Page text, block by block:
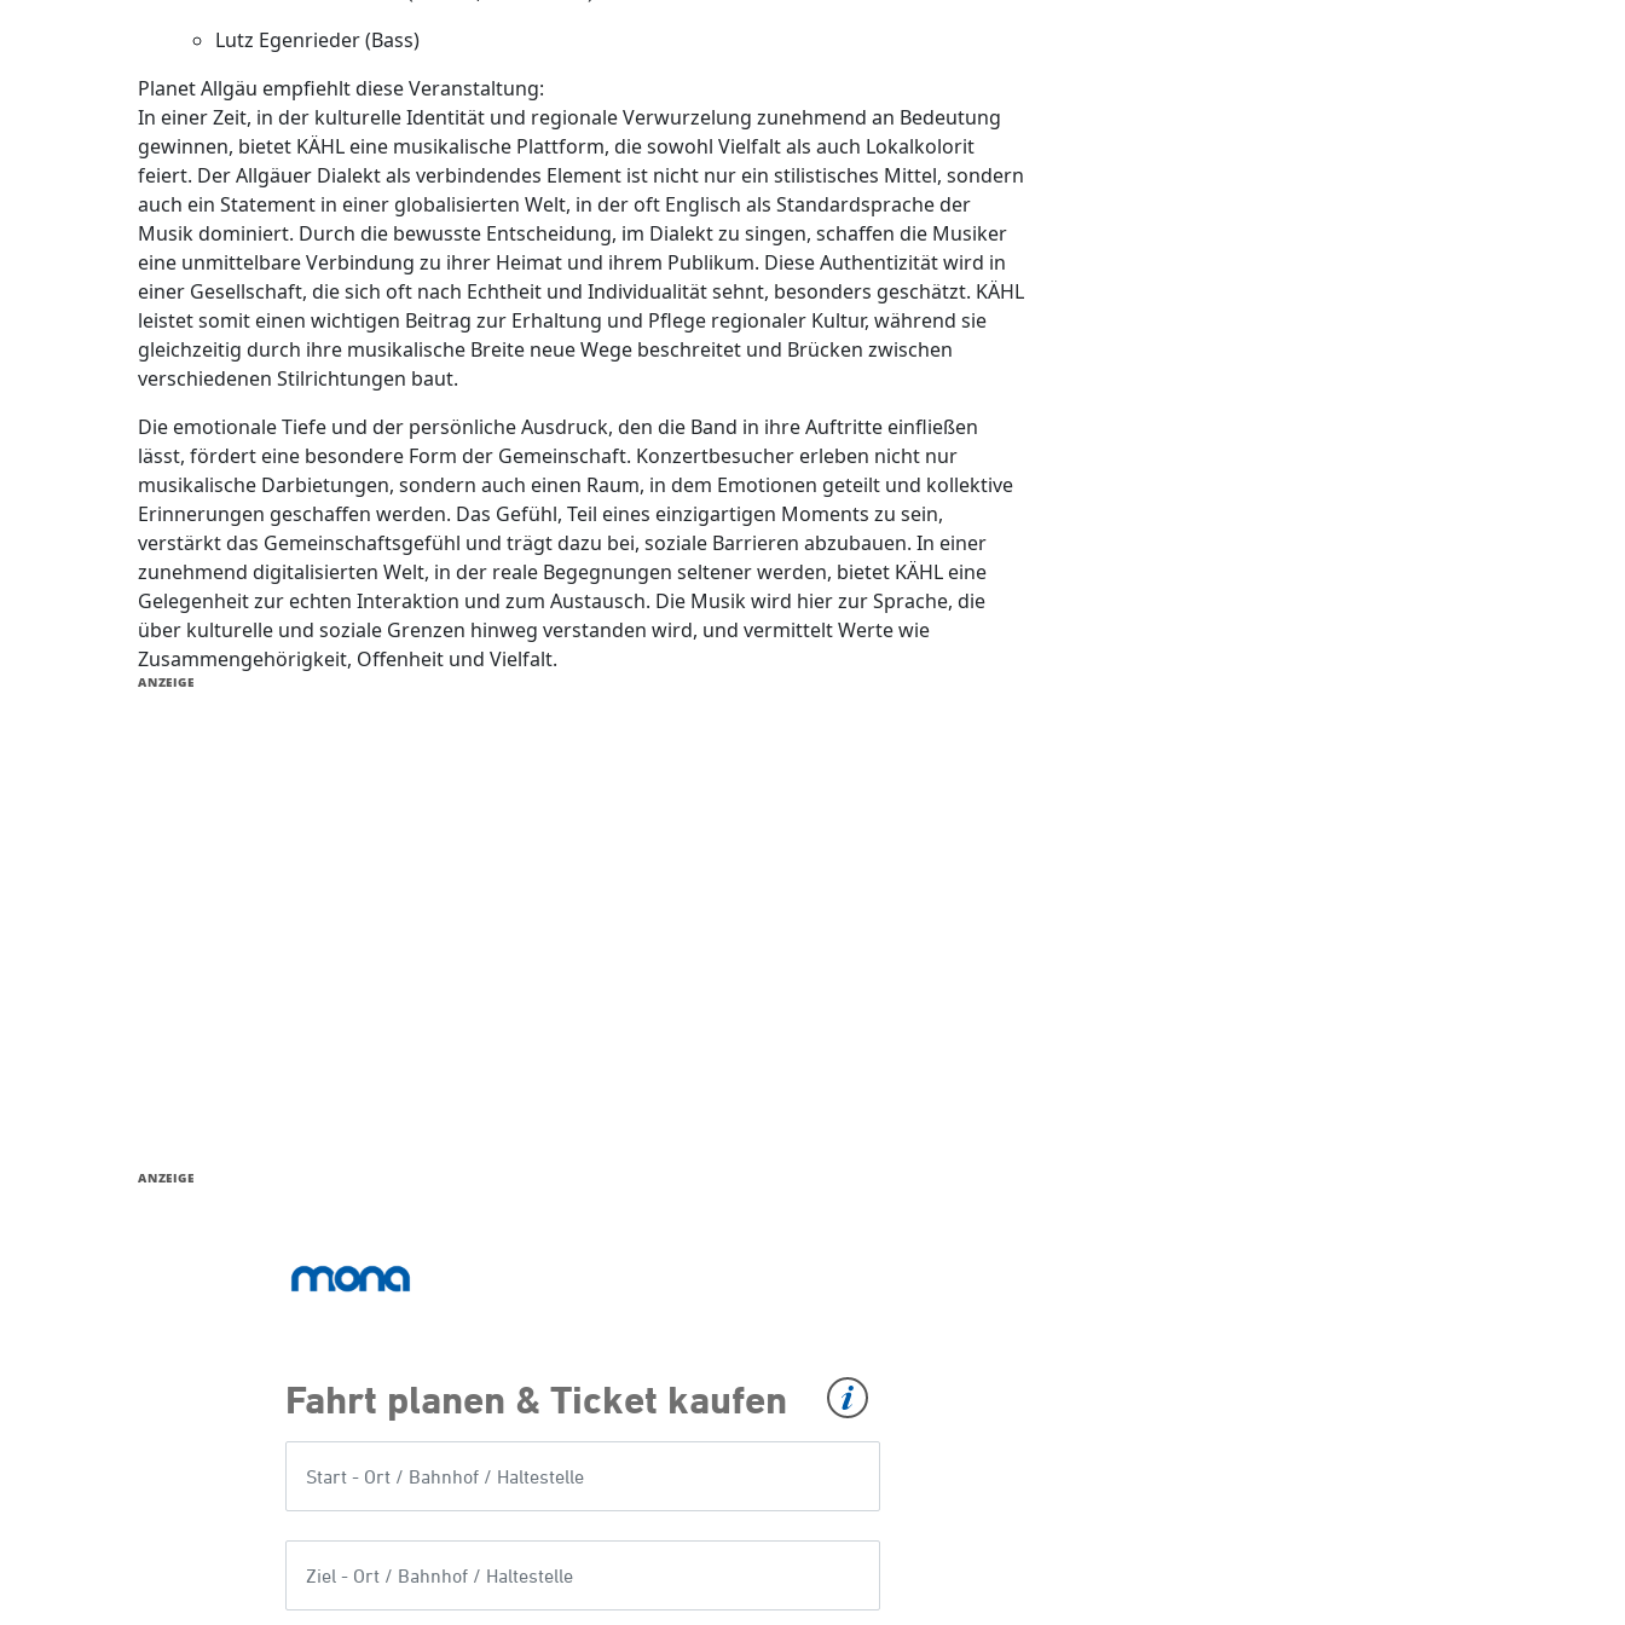
Lutz Egenrieder (Bass)
Planet Allgäu empfiehlt diese Veranstaltung:
In einer Zeit, in der kulturelle Identität und regionale Verwurzelung zunehmend an Bedeutung
gewinnen, bietet KÄHL eine musikalische Plattform, die sowohl Vielfalt als auch Lokalkolorit
feiert. Der Allgäuer Dialekt als verbindendes Element ist nicht nur ein stilistisches Mittel, sondern
auch ein Statement in einer globalisierten Welt, in der oft Englisch als Standardsprache der
Musik dominiert. Durch die bewusste Entscheidung, im Dialekt zu singen, schaffen die Musiker
eine unmittelbare Verbindung zu ihrer Heimat und ihrem Publikum. Diese Authentizität wird in
einer Gesellschaft, die sich oft nach Echtheit und Individualität sehnt, besonders geschätzt. KÄHL
leistet somit einen wichtigen Beitrag zur Erhaltung und Pflege regionaler Kultur, während sie
gleichzeitig durch ihre musikalische Breite neue Wege beschreitet und Brücken zwischen
verschiedenen Stilrichtungen baut.
Die emotionale Tiefe und der persönliche Ausdruck, den die Band in ihre Auftritte einfließen
lässt, fördert eine besondere Form der Gemeinschaft. Konzertbesucher erleben nicht nur
musikalische Darbietungen, sondern auch einen Raum, in dem Emotionen geteilt und kollektive
Erinnerungen geschaffen werden. Das Gefühl, Teil eines einzigartigen Moments zu sein,
verstärkt das Gemeinschaftsgefühl und trägt dazu bei, soziale Barrieren abzubauen. In einer
zunehmend digitalisierten Welt, in der reale Begegnungen seltener werden, bietet KÄHL eine
Gelegenheit zur echten Interaktion und zum Austausch. Die Musik wird hier zur Sprache, die
über kulturelle und soziale Grenzen hinweg verstanden wird, und vermittelt Werte wie
Zusammengehörigkeit, Offenheit und Vielfalt.
ANZEIGE
ANZEIGE